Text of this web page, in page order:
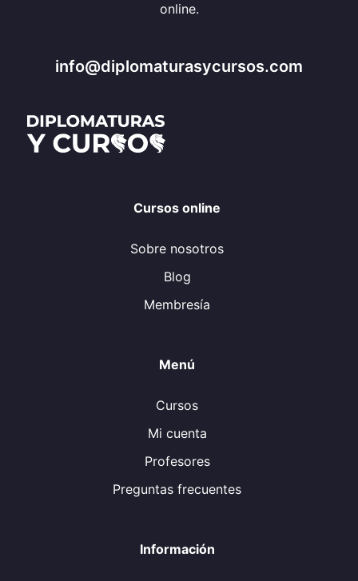
online.
info@diplomaturasycursos.com
Cursos online
Sobre nosotros
Blog
Membresía
Menú
Cursos
Mi cuenta
Profesores
Preguntas frecuentes
Información